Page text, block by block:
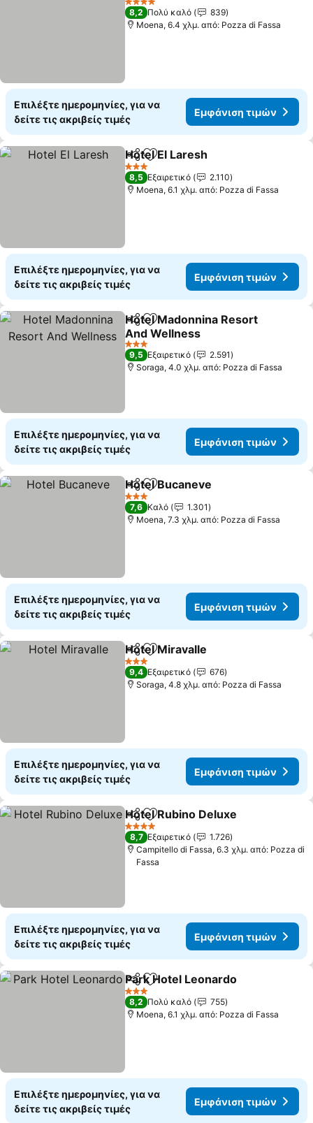
4 Αστέρια
8,2 Πολύ καλό
839
Moena, 6.4 χλμ. από: Pozza di Fassa
Επιλέξτε ημερομηνίες, για να
δείτε τις ακριβείς τιμές
Εμφάνιση τιμών
Κοινοποίηση
Προσθήκη στα αγαπημένα
Hotel El Laresh
3 Αστέρια
8,5 Εξαιρετικό
2.110
Moena, 6.1 χλμ. από: Pozza di Fassa
Επιλέξτε ημερομηνίες, για να
δείτε τις ακριβείς τιμές
Εμφάνιση τιμών
Κοινοποίηση
Προσθήκη στα αγαπημένα
Hotel Madonnina Resort
And Wellness
Εμφάνιση τιμών
3 Αστέρια
9,5 Εξαιρετικό
2.591
Soraga, 4.0 χλμ. από: Pozza di Fassa
Επιλέξτε ημερομηνίες, για να
δείτε τις ακριβείς τιμές
Εμφάνιση τιμών
Κοινοποίηση
Προσθήκη στα αγαπημένα
Hotel Bucaneve
3 Αστέρια
7,6 Καλό
1.301
Moena, 7.3 χλμ. από: Pozza di Fassa
Επιλέξτε ημερομηνίες, για να
δείτε τις ακριβείς τιμές
Εμφάνιση τιμών
Κοινοποίηση
Προσθήκη στα αγαπημένα
Hotel Miravalle
3 Αστέρια
9,4 Εξαιρετικό
676
Soraga, 4.8 χλμ. από: Pozza di Fassa
Επιλέξτε ημερομηνίες, για να
δείτε τις ακριβείς τιμές
Εμφάνιση τιμών
Κοινοποίηση
Προσθήκη στα αγαπημένα
Hotel Rubino Deluxe
4 Αστέρια
8,7 Εξαιρετικό
1.726
Campitello di Fassa, 6.3 χλμ. από: Pozza di
Fassa
Επιλέξτε ημερομηνίες, για να
δείτε τις ακριβείς τιμές
Εμφάνιση τιμών
Κοινοποίηση
Προσθήκη στα αγαπημένα
Park Hotel Leonardo
3 Αστέρια
8,2 Πολύ καλό
755
Moena, 6.1 χλμ. από: Pozza di Fassa
Επιλέξτε ημερομηνίες, για να
δείτε τις ακριβείς τιμές
Εμφάνιση τιμών